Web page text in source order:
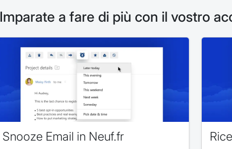
Imparate a fare di più con il vostro
Snooze Email in Neuf.fr